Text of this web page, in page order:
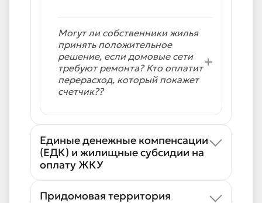
Могут ли собственники жилья
принять положительное
решение, если домовые сети
требуют ремонта? Кто оплатит
перерасход, который покажет
счетчик??
Единые денежные компенсации
(ЕДК) и жилищные субсидии на
оплату ЖКУ
Придомовая территория